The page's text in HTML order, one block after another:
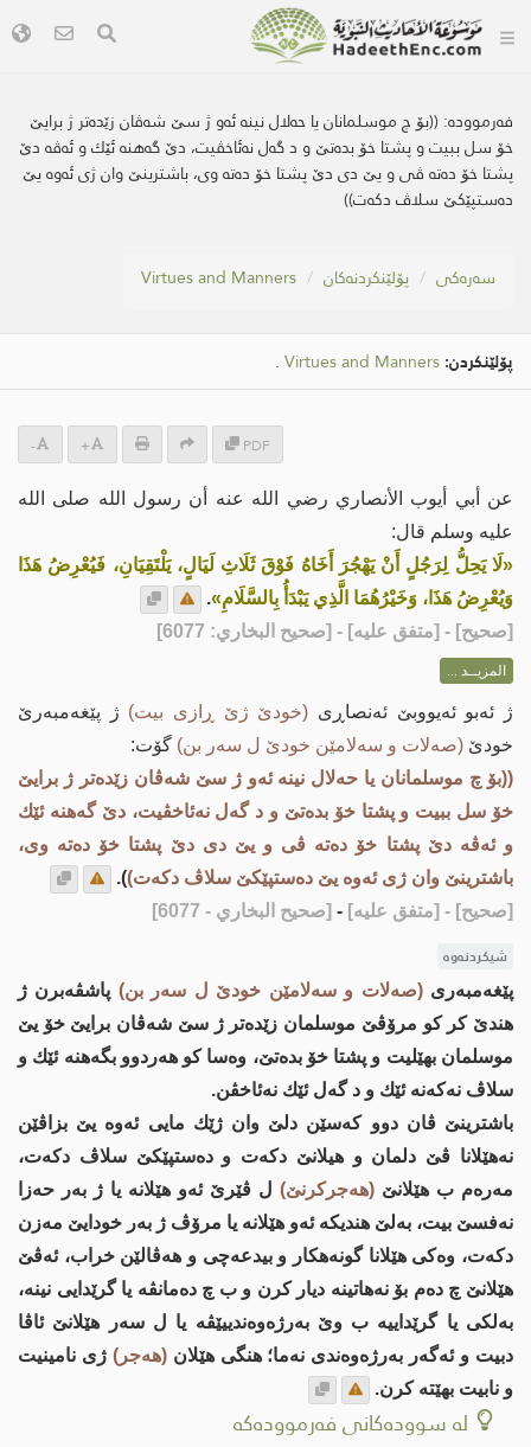
فەرموودە: ((بۆ چ موسلمانان یا حه‌لال نینه‌ ئه‌و ژ سێ شه‌ڤان زێده‌تر ژ برایێ
خۆ سل ببيت و پشتا خۆ بده‌تێ و د گه‌ل نه‌ئاخڤیت، دێ گه‌هنه‌ ئێك و ئه‌ڤه‌ دێ
پشتا خۆ ده‌ته‌ ڤی و یێ دی دێ پشتا خۆ ده‌ته‌ وی، باشترینێ وان ژی ئه‌وه‌ یێ
ده‌ستپێكێ سلاڤ دكه‌ت))
سه‌ره‌كی پۆلێنکردنەکان Virtues and Manners
پۆلێنکردن: Virtues and Manners
.
PDF
+
-
عن أبي أيوب الأنصاري رضي الله عنه أن رسول الله صلى الله
عليه وسلم قال:
«لَا يَحِلُّ لِرَجُلٍ أَنْ يَهْجُرَ أَخَاهُ فَوْقَ ثَلَاثِ لَيَالٍ، يَلْتَقِيَانِ، فَيُعْرِضُ هَذَا
وَيُعْرِضُ هَذَا، وَخَيْرُهُمَا الَّذِي يَبْدَأُ بِالسَّلَامِ».
[صحيح] - [متفق عليه] - [صحيح البخاري: 6077]
المزيــد ...
ژ ئه‌بو ئه‌یووبێ ئه‌نصاڕی (خودێ ژێ ڕازی بیت) ژ پێغەمبەرێ
خودێ (صەلات و سەلامێن خودێ ل سەر بن) گۆت:
((بۆ چ موسلمانان یا حه‌لال نینه‌ ئه‌و ژ سێ شه‌ڤان زێده‌تر ژ برایێ
خۆ سل ببيت و پشتا خۆ بده‌تێ و د گه‌ل نه‌ئاخڤیت، دێ گه‌هنه‌ ئێك
و ئه‌ڤه‌ دێ پشتا خۆ ده‌ته‌ ڤی و یێ دی دێ پشتا خۆ ده‌ته‌ وی،
باشترینێ وان ژی ئه‌وه‌ یێ ده‌ستپێكێ سلاڤ دكه‌ت)).
[صحيح] - [متفق عليه] - [صحيح البخاري - 6077]
شیکردنەوە
پێغه‌مبه‌ری(صه‌لات و سه‌لامێن خودێ ل سه‌ر بن) پاشڤه‌برن ژ
هندێ كر كو مرۆڤێ موسلمان زێده‌تر ژ سێ شه‌ڤان برایێ خۆ یێ
موسلمان بهێلیت و پشتا خۆ بده‌تێ، وه‌سا كو هه‌ردوو بگه‌هنه‌ ئێك و
سلاڤ نه‌كه‌نه‌ ئێك و د گه‌ل ئێك نه‌ئاخڤن.
باشترینێ ڤان دوو كه‌سێن دلێ وان ژێك مایی ئه‌وه‌ یێ بزاڤێن
نه‌هێلانا ڤێ دلمان و هیلانێ دكه‌ت و ده‌ستپێكێ سلاڤ دكه‌ت،
مه‌ره‌م ب هێلانێ (هه‌جركرنێ) ل ڤێرێ ئه‌و هێلانه‌ یا ژ به‌ر حه‌زا
نه‌فسێ بیت، به‌لێ هندیكه‌ ئه‌و هێلانه‌ یا مرۆڤ ژ به‌ر خودایێ مه‌زن
دكه‌ت، وه‌كی هێلانا گونه‌هكار و بیدعه‌چی و هه‌ڤالێن خراب، ئه‌ڤێ
هێلانێ چ ده‌م بۆ نه‌هاتینه‌ دیار كرن و ب چ ده‌مانڤه‌ یا گرێدایی نینه‌،
به‌لكی یا گرێداییه‌ ب وێ به‌رژه‌وه‌ندییێڤه‌ یا ل سه‌ر هێلانێ ئاڤا
دبیت و ئه‌گه‌ر به‌رژه‌وه‌ندی نه‌ما؛ هنگی هێلان(هه‌جر) ژی نامینیت
و نابیت بهێته‌ كرن.
لە سوودەکانی فەرموودەکە